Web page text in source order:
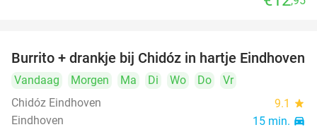
36%
Burrito + drankje bij Chidóz in hartje Eindhoven
Vandaag Morgen Ma Di Wo Do
Vr
Chidóz Eindhoven
9.1 star
Eindhoven 15 min. directions_car